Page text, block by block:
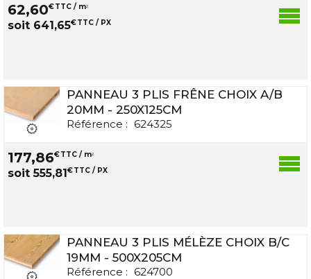
62,60€TTC / m2
soit 641,65€TTC / PX
PANNEAU 3 PLIS FRÊNE CHOIX A/B
20MM - 250X125CM
Référence : 624325
177,86€TTC / m2
soit555,81€TTC / PX
PANNEAU 3 PLIS MÉLÈZE CHOIX B/C
19MM - 500X205CM
Référence : 624700